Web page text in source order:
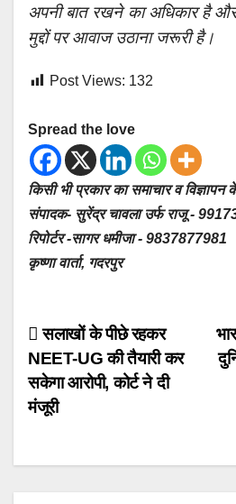
अपनी बात रखने का अधिकार है
मुद्दों पर आवाज उठाना जरूरी है।
Post Views: 132
Spread the love
किसी भी प्रकार का समाचार व
संपादक- सुरेंद्र चावला उर्फ राजू -
रिपोर्टर -सागर धमीजा - 9837877981
कृष्णा वार्ता, गदरपुर
Post
navigation
सलाखों के पीछे रहकर
NEET-UG की तैयारी कर
सकेगा आरोपी, कोर्ट ने दी
मंजूरी